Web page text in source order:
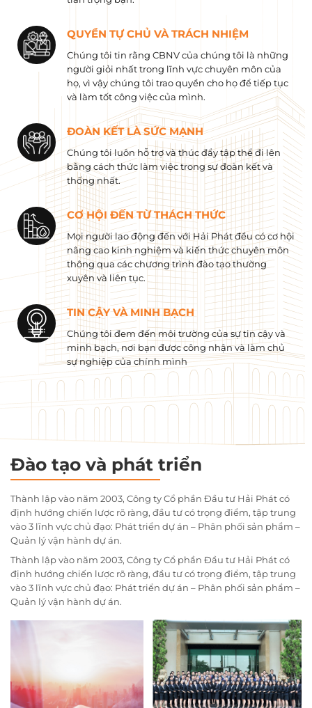
QUYỀN TỰ CHỦ VÀ TRÁCH NHIỆM
Chúng tôi tin rằng CBNV của chúng tôi là những
người giỏi nhất trong lĩnh vực chuyên môn của
họ, vì vậy chúng tôi trao quyền cho họ để tiếp tục
và làm tốt công việc của mình.
ĐOÀN KẾT LÀ SỨC MẠNH
Chúng tôi luôn hỗ trợ và thúc đẩy tập thể đi lên
bằng cách thức làm việc trong sự đoàn kết và
thống nhất.
CƠ HỘI ĐẾN TỪ THÁCH THỨC
Mọi người lao động đến với Hải Phát đều có cơ hội
nâng cao kinh nghiệm và kiến ​​thức chuyên môn
thông qua các chương trình đào tạo thường
xuyên và liên tục.
TIN CẬY VÀ MINH BẠCH
Chúng tôi đem đến môi trường của sự tin cậy và
minh bạch, nơi bạn được công nhận và làm chủ
sự nghiệp của chính mình
Đào tạo và phát triển
Thành lập vào năm 2003, Công ty Cổ phần Đầu tư Hải Phát có
định hướng chiến lược rõ ràng, đầu tư có trọng điểm, tập trung
vào 3 lĩnh vực chủ đạo: Phát triển dự án – Phân phối sản phẩm –
Quản lý vận hành dự án.
Thành lập vào năm 2003, Công ty Cổ phần Đầu tư Hải Phát có
định hướng chiến lược rõ ràng, đầu tư có trọng điểm, tập trung
vào 3 lĩnh vực chủ đạo: Phát triển dự án – Phân phối sản phẩm –
Quản lý vận hành dự án.